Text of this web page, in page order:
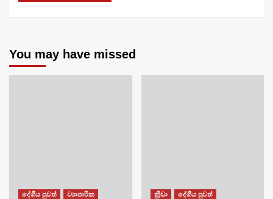
You may have missed
දේශීය පුවත් ව්‍යාපාරික ක්‍රීඩා දේශීය පුවත්